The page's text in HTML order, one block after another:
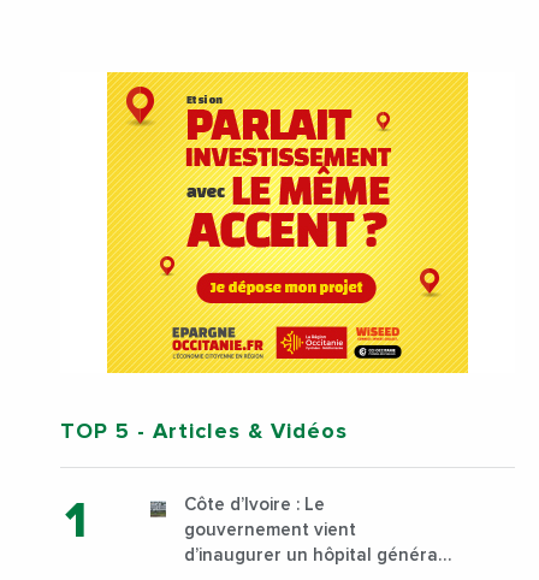
TOP 5 - Articles & Vidéos
Côte d’Ivoire : Le
gouvernement vient
d’inaugurer un hôpital général